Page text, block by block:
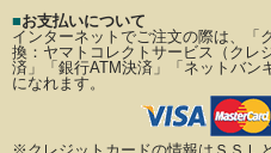
■お支払いについて
インターネットでご注文の際は、「
換：ヤマトコレクトサービス（クレ
済」「銀行ATM決済」「ネットバン
になれます。